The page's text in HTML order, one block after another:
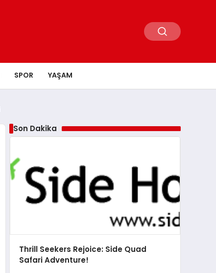
SPOR YAŞAM
Son Dakika
Thrill Seekers Rejoice: Side Quad
Safari Adventure!